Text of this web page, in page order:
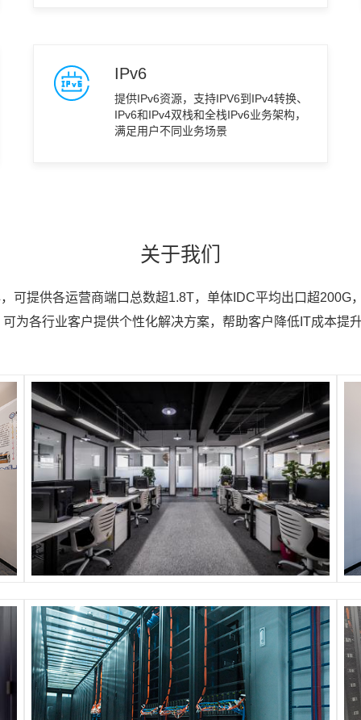
IPv6
提供IPv6资源，支持IPV6到IPv4转换、
IPv6和IPv4双栈和全栈IPv6业务架构，
满足用户不同业务场景
关于我们
可提供各运营商端口总数超1.8T，单体IDC平均出口超
为各行业客户提供个性化解决方案，帮助客户降低IT成本提